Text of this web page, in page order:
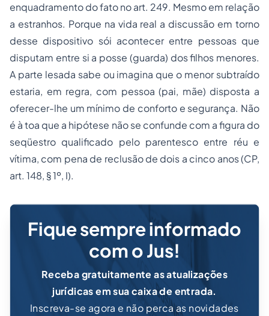
enquadramento do fato no art. 249. Mesmo em relação
a estranhos. Porque na vida real a discussão em torno
desse dispositivo sói acontecer entre pessoas que
disputam entre si a posse (guarda) dos filhos menores.
A parte lesada sabe ou imagina que o menor subtraído
estaria, em regra, com pessoa (pai, mãe) disposta a
oferecer-lhe um mínimo de conforto e segurança. Não
é à toa que a hipótese não se confunde com a figura do
seqüestro qualificado pelo parentesco entre réu e
vítima, com pena de reclusão de dois a cinco anos (CP,
art. 148, § 1º, I).
Fique sempre informado
com o Jus!
Receba gratuitamente as atualizações
jurídicas em sua caixa de entrada.
Inscreva-se agora e não perca as novidades